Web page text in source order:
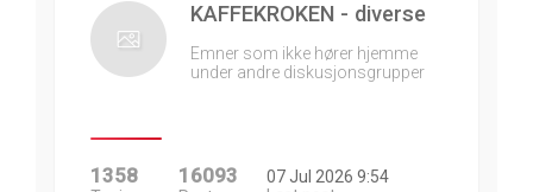
KAFFEKROKEN - diverse
Emner som ikke hører hjemme
under andre diskusjonsgrupper
1358 16093
07 Jul 2026 9:54